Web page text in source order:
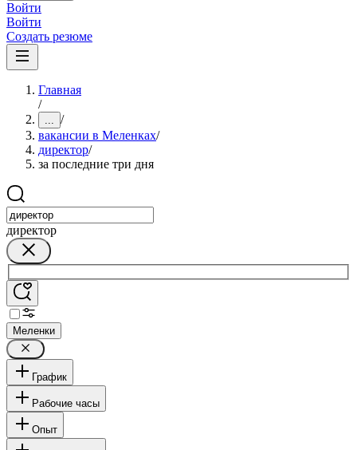
Войти
Войти
Создать резюме
Главная
/
... /
вакансии в Меленках/
директор/
за последние три дня
директор
Меленки
График
Рабочие часы
Опыт